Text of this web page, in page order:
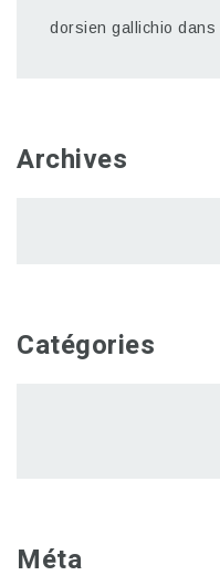
dorsien gallichio dans
Archives
Catégories
Méta